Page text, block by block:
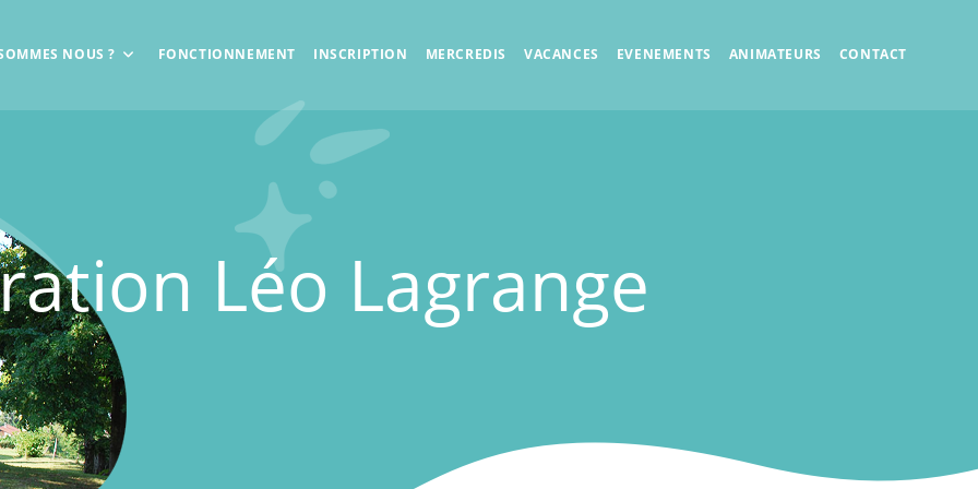
NOUS ? FONCTIONNEMENT INSCRIPTION MERCREDIS VACANCES EVENEMENTS ANIMATEURS CONTACT
Léo Lagrange